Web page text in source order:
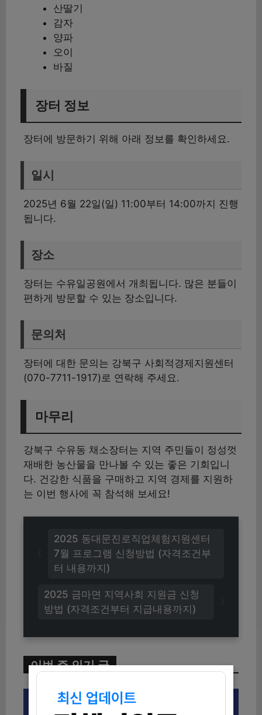
산딸기
감자
양파
오이
바질
장터 정보
장터에 방문하기 위해 아래 정보를 확인하세요.
일시
2025년 6월 22일(일) 11:00부터 14:00까지 진행
됩니다.
장소
장터는 수유일공원에서 개최됩니다. 많은 분들이
편하게 방문할 수 있는 장소입니다.
문의처
장터에 대한 문의는 강북구 사회적경제지원센터
(070-7711-1917)로 연락해 주세요.
마무리
강북구 수유동 채소장터는 지역 주민들이 정성껏
재배한 농산물을 만나볼 수 있는 좋은 기회입니
다. 건강한 식품을 구매하고 지역 경제를 지원하
는 이번 행사에 꼭 참석해 보세요!
2025 금마면 지역사회 지원금 신청
방법 (자격조건부터 지급내용까지)
2025 동대문진로직업체험지원센터
7월 프로그램 신청방법 (자격조건부
터 내용까지)
이번 주 인기 글